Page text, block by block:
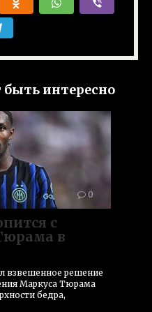
интересно
0
с
в
взвешенное решение
Маркуса Тюрама
бедра,